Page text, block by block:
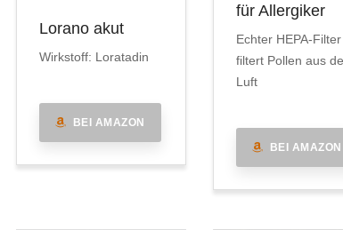
Lorano akut
Wirkstoff: Loratadin
BEI AMAZON
für Allergiker
Echter HEPA-Filter
filtert Pollen aus
Luft
BEI AMAZON